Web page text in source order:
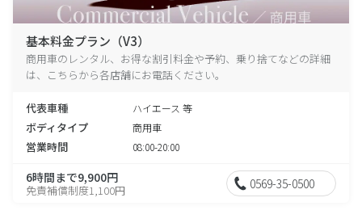
基本料金プラン（V3）
商用車のレンタル、お得な割引料金や予約、乗り捨てなどの詳細
は、こちらから各店舗にお電話ください。
代表車種 ハイエース 等
ボディタイプ 商用車
営業時間 08:00-20:00
6時間まで9,900円
免責補償制度1,100円 0569-35-0500